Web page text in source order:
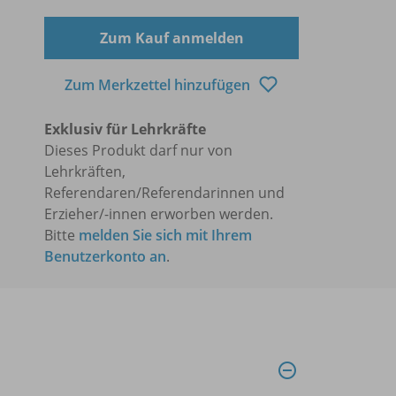
Zum Kauf anmelden
Zum Merkzettel hinzufügen
Exklusiv für Lehrkräfte
Dieses Produkt darf nur von
Lehrkräften,
Referendaren/Referendarinnen und
Erzieher/-innen erworben werden.
Bitte melden Sie sich mit Ihrem
Benutzerkonto an.